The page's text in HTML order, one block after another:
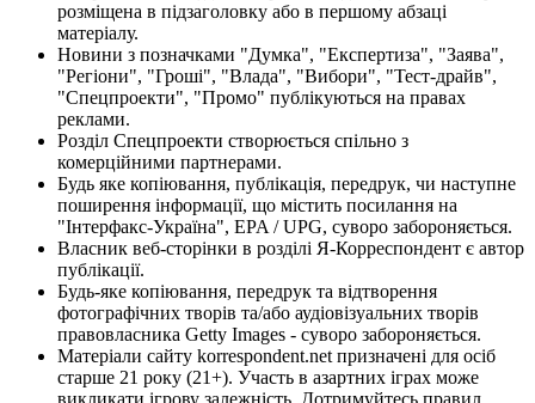
розміщена в підзаголовку або в першому абзаці
матеріалу.
Новини з позначками "Думка", "Експертиза", "Заява",
"Регіони", "Гроші", "Влада", "Вибори", "Тест-драйв",
"Спецпроекти", "Промо" публікуються на правах
реклами.
Розділ Спецпроекти створюється спільно з
комерційними партнерами.
Будь яке копіювання, публікація, передрук, чи наступне
поширення інформації, що містить посилання на
"Інтерфакс-Україна", EPA / UPG, суворо забороняється.
Власник веб-сторінки в розділі Я-Корреспондент є автор
публікації.
Будь-яке копіювання, передрук та відтворення
фотографічних творів та/або аудіовізуальних творів
правовласника Getty Images - суворо забороняється.
Матеріали сайту korrespondent.net призначені для осіб
старше 21 року (21+). Участь в азартних іграх може
викликати ігрову залежність. Дотримуйтесь правил